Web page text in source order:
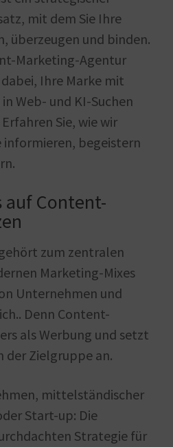
mit dem Sie Ihre
überzeugen und binden.
Marketing-Agentur
Ihre Marke mit
Web- und KI-Suchen
Sie, wie wir
informieren, begeistern
auf Content-
zum zentralen
Marketing-Mixes
Unternehmen und
Denn Content-
als Werbung und setzt
der Zielgruppe an.
mittelständischer
Start-up: Die
Strategie für